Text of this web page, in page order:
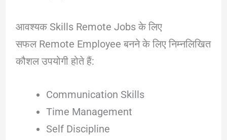
आवश्यक Skills Remote Jobs के लिए
सफल Remote Employee बनने के लिए निम्नलिखित
कौशल उपयोगी होते हैं:
Communication Skills
Time Management
Self Discipline